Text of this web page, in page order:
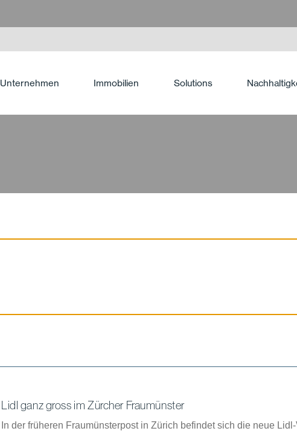
Unternehmen Immobilien Solutions
Lidl ganz gross im Zürcher Fraumünster
In der früheren Fraumünsterpost in Zürich befindet sich die neue